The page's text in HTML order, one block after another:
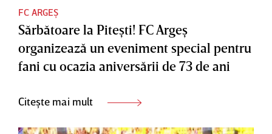
FC ARGEȘ
Sărbătoare la Piteşti! FC Argeş
organizează un eveniment special pentru
fani cu ocazia aniversării de 73 de ani
Citește mai mult